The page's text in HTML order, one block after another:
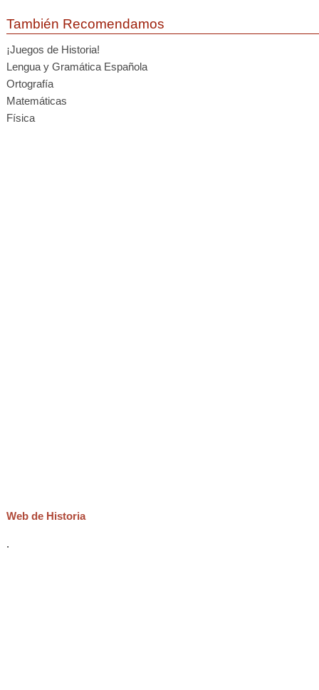
También Recomendamos
¡Juegos de Historia!
Lengua y Gramática Española
Ortografía
Matemáticas
Física
Web de Historia
.